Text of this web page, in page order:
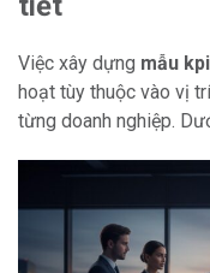
Việc xây dựng mẫu
hoạt tùy thuộc vào vị
từng doanh nghiệp.